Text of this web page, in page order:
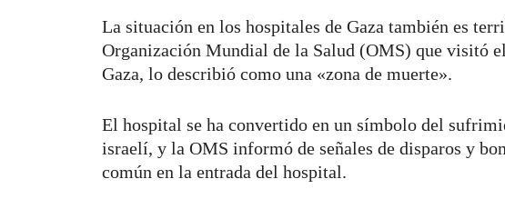
La situación en los hospitales de Gaza también es
Organización Mundial de la Salud (OMS) que visitó
Gaza, lo describió como una «zona de muerte».
El hospital se ha convertido en un símbolo del
israelí, y la OMS informó de señales de disparos y
común en la entrada del hospital.